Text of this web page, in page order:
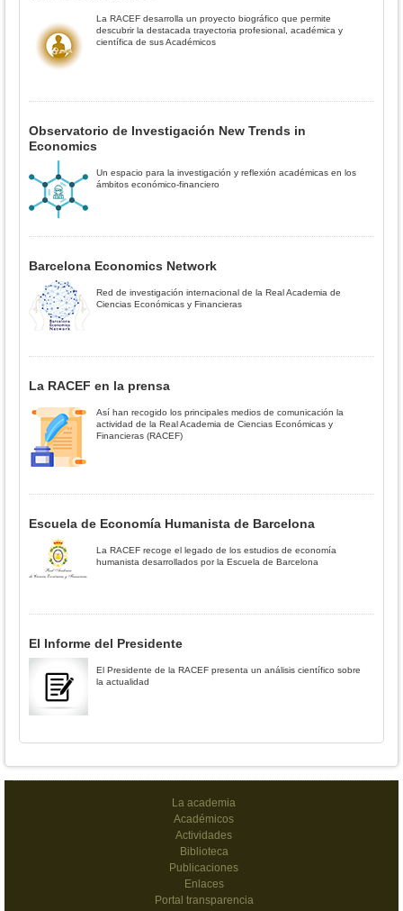
La RACEF desarrolla un proyecto biográfico que permite
descubrir la destacada trayectoria profesional, académica y
científica de sus Académicos
Observatorio de Investigación New Trends in
Economics
Un espacio para la investigación y reflexión académicas en los
ámbitos económico-financiero
Barcelona Economics Network
Red de investigación internacional de la Real Academia de
Ciencias Económicas y Financieras
La RACEF en la prensa
Así han recogido los principales medios de comunicación la
actividad de la Real Academia de Ciencias Económicas y
Financieras (RACEF)
Escuela de Economía Humanista de Barcelona
La RACEF recoge el legado de los estudios de economía
humanista desarrollados por la Escuela de Barcelona
El Informe del Presidente
El Presidente de la RACEF presenta un análisis científico sobre
la actualidad
La academia
Académicos
Actividades
Biblioteca
Publicaciones
Enlaces
Portal transparencia